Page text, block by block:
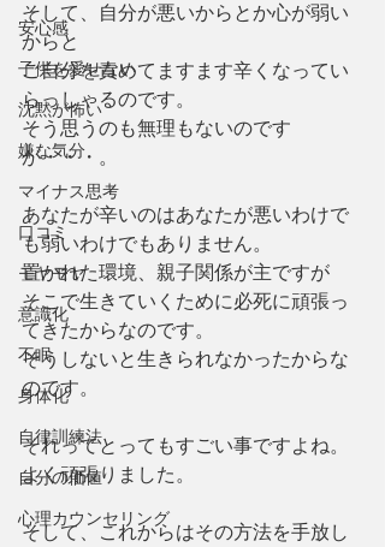
安心感
子供を愛せない
沈黙が怖い
嫌な気分
マイナス思考
口コミ
モヤモヤ
意識化
不眠
身体化
自律訓練法
自分の価値
心理カウンセリング
そして、自分が悪いからとか心が弱い
からと
ご自分を責めてますます辛くなってい
らっしゃるのです。
そう思うのも無理もないのです
が・・・。
あなたが辛いのはあなたが悪いわけで
も弱いわけでもありません。
置かれた環境、親子関係が主ですが
そこで生きていくために必死に頑張っ
てきたからなのです。
そうしないと生きられなかったからな
のです。
それってとってもすごい事ですよね。
よく頑張りました。
そして、これからはその方法を手放し